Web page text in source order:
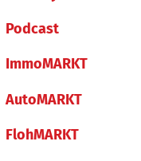
Podcast
ImmoMARKT
AutoMARKT
FlohMARKT